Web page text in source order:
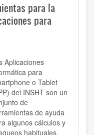
para la
para
Aplicaciones
para
o Tablet
del INSHT son un
de
de ayuda
algunos cálculos y
habituales,